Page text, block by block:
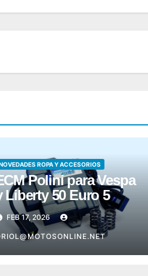
ROPA Y ACCESORIOS
Polini para Vespa
Liberty 50 Euro 5
FEB 17, 2026